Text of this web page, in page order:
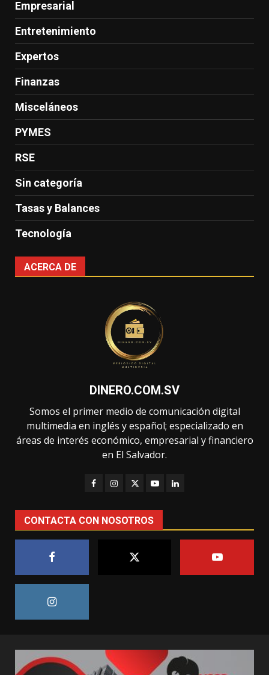
Empresarial
Entretenimiento
Expertos
Finanzas
Misceláneos
PYMES
RSE
Sin categoría
Tasas y Balances
Tecnología
ACERCA DE
DINERO.COM.SV
Somos el primer medio de comunicación digital
multimedia en inglés y español; especializado en
áreas de interés económico, empresarial y financiero
en El Salvador.
CONTACTA CON NOSOTROS